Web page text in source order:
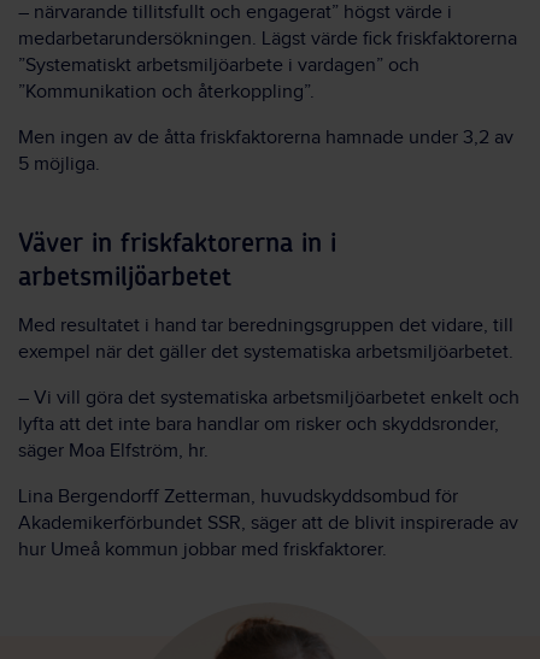
– närvarande tillitsfullt och engagerat” högst värde i
medarbetarundersökningen. Lägst värde fick friskfaktorerna
”Systematiskt arbetsmiljöarbete i vardagen” och
”Kommunikation och återkoppling”.
Men ingen av de åtta friskfaktorerna hamnade under 3,2 av
5 möjliga.
Väver in friskfaktorerna in i
arbetsmiljöarbetet
Med resultatet i hand tar beredningsgruppen det vidare, till
exempel när det gäller det systematiska arbetsmiljöarbetet.
– Vi vill göra det systematiska arbetsmiljöarbetet enkelt och
lyfta att det inte bara handlar om risker och skyddsronder,
säger Moa Elfström, hr.
Lina Bergendorff Zetterman, huvudskyddsombud för
Akademikerförbundet SSR, säger att de blivit inspirerade av
hur Umeå kommun jobbar med friskfaktorer.